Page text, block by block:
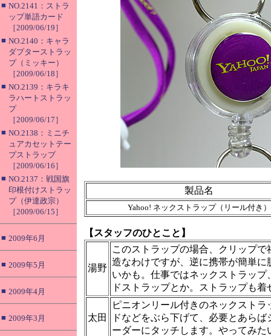
■ NO.2141：ストラ
ップ単語カード
［2009/06/19］
■ NO.2140：キャラ
ダプターストラッ
プ（ミッキー）
［2009/06/18］
■ NO.2139：キラキ
ラハートストラッ
プ
［2009/06/17］
■ NO.2138：ミニチ
ュアカセットテー
プストラップ
［2009/06/16］
■ NO.2137：戦国旗
印根付けストラッ
プ（伊達政宗）
［2009/06/15］
■ 2009年6月
■ 2009年5月
■ 2009年4月
■ 2009年3月
製品名
Yahoo! ネックストラップ（リール付き）
【スタッフのひとこと】
湯野
このストラップの場合、クリップ
造なわけですが、逆に携帯が簡単に
いかも。仕事ではネックストラッ
ドストラップとか。ストラップも着
太田
ピニオンリール付きのネックスト
ドなどをぶら下げて、必要とあら
ーダーにタッチします。やってみた